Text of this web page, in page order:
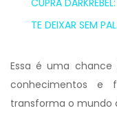
CUPRA
TE DEIXAR SEM
Essa é uma
conhecimentos e
transforma o mundo